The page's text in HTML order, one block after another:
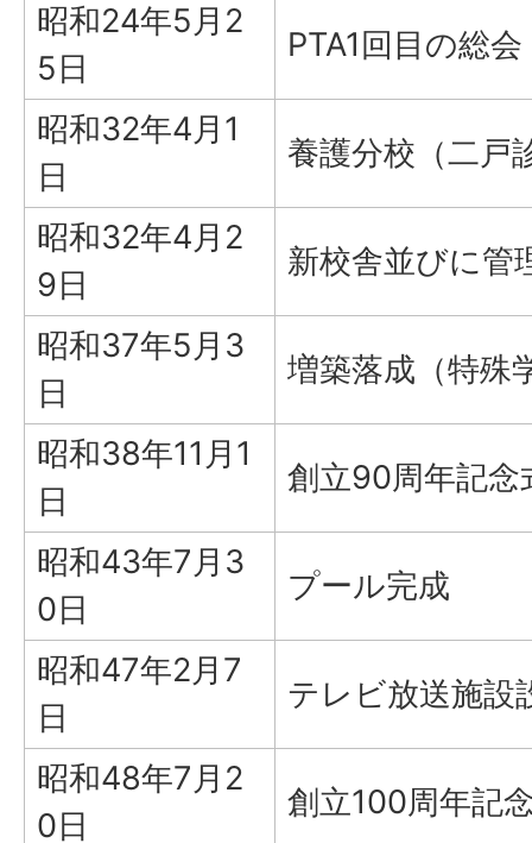
昭和24年5月2
5日
PTA1回目の総会
昭和32年4月1
日
養護分校（二戸
昭和32年4月2
9日
新校舎並びに管
昭和37年5月3
日
増築落成（特殊
昭和38年11月1
日
創立90周年記念
昭和43年7月3
0日
プール完成
昭和47年2月7
日
テレビ放送施設
昭和48年7月2
0日
創立100周年記